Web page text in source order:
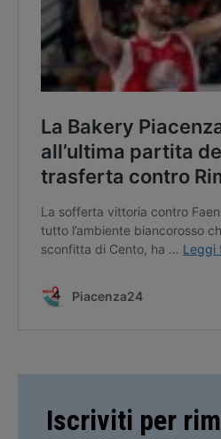
Iscriviti per